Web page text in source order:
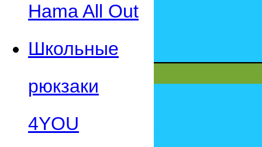
Hama All Out
Школьные
рюкзаки
4YOU